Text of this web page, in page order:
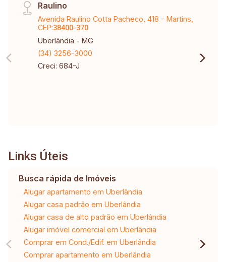
Raulino
Avenida Raulino Cotta Pacheco, 418 - Martins,
CEP:38400-370
Uberlândia - MG
(34) 3256-3000
Creci: 684-J
Links Úteis
Busca rápida de Imóveis
Alugar apartamento em Uberlândia
Alugar casa padrão em Uberlândia
Alugar casa de alto padrão em Uberlândia
Alugar imóvel comercial em Uberlândia
Comprar em Cond./Edif. em Uberlândia
Comprar apartamento em Uberlândia